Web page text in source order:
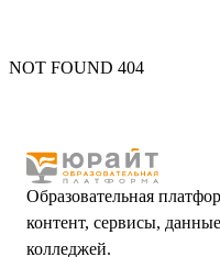
NOT FOUND 404
Образовательная
контент, сервисы,
колледжей.